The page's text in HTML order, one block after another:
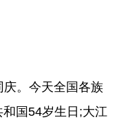
。今天全国各族
国54岁生日;大江